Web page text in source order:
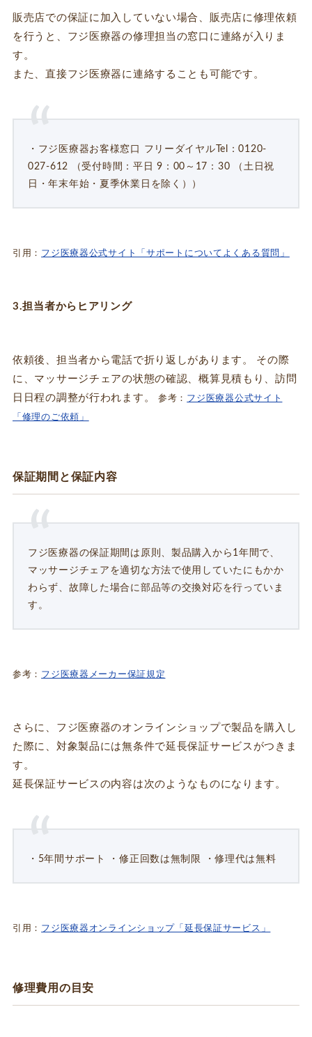
販売店での保証に加入していない場合、販売店に修理依頼
を行うと、フジ医療器の修理担当の窓口に連絡が入りま
す。
また、直接フジ医療器に連絡することも可能です。
・フジ医療器お客様窓口 フリーダイヤルTel：0120-
027-612 （受付時間：平日 9：00～17：30 （土日祝
日・年末年始・夏季休業日を除く））
引用： フジ医療器公式サイト「サポートについてよくある質問」
3.担当者からヒアリング
依頼後、担当者から電話で折り返しがあります。 その際
に、マッサージチェアの状態の確認、概算見積もり、訪問
日日程の調整が行われます。参考： フジ医療器公式サイト
「修理のご依頼」
保証期間と保証内容
フジ医療器の保証期間は原則、製品購入から1年間で、
マッサージチェアを適切な方法で使用していたにもかか
わらず、故障した場合に部品等の交換対応を行っていま
す。
参考： フジ医療器メーカー保証規定
さらに、フジ医療器のオンラインショップで製品を購入し
た際に、対象製品には無条件で延長保証サービスがつきま
す。
延長保証サービスの内容は次のようなものになります。
・5年間サポート ・修正回数は無制限 ・修理代は無料
引用： フジ医療器オンラインショップ「延長保証サービス」
修理費用の目安